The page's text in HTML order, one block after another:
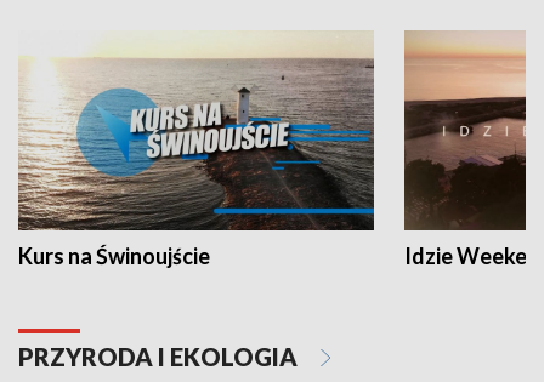
Kurs na Świnoujście Idzie
PRZYRODA I EKOLOGIA